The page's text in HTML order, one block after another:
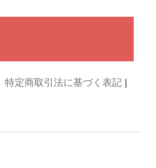
特定商取引法に基づく表記 |